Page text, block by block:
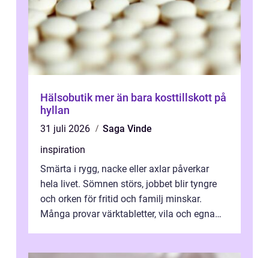
Hälsobutik mer än bara kosttillskott på
hyllan
31 juli 2026
Saga Vinde
inspiration
Smärta i rygg, nacke eller axlar påverkar
hela livet. Sömnen störs, jobbet blir tyngre
och orken för fritid och familj minskar.
Många provar värktabletter, vila och egna